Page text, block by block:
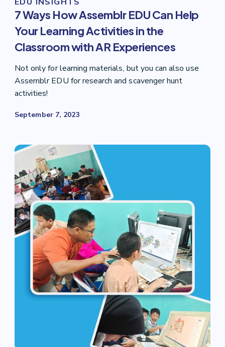
7 Ways How Assemblr EDU Can Help
Your Learning Activities in the
Classroom with AR Experiences
Not only for learning materials, but you can also use
Assemblr EDU for research and scavenger hunt
activities!
September 7, 2023